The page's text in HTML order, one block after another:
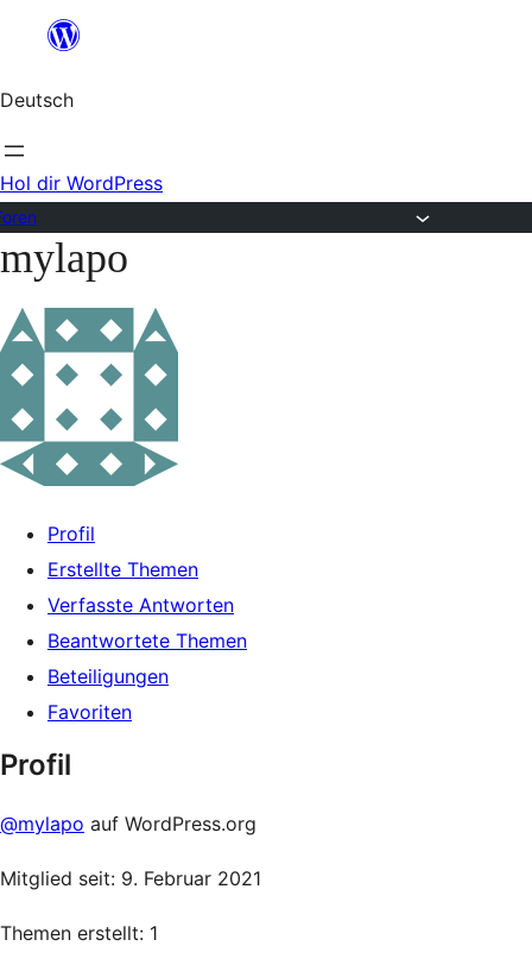
springen
Deutsch
Hol dir WordPress
Zum
Inhalt
springen
mylapo
Profil
Erstellte Themen
Verfasste Antworten
Beantwortete Themen
Beteiligungen
Favoriten
Profil
@mylapo auf WordPress.org
Mitglied seit: 9. Februar 2021
Themen erstellt: 1